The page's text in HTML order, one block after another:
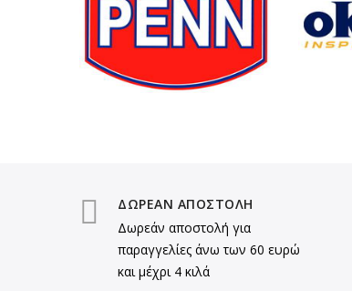
ΔΩΡΕΑΝ ΑΠΟΣΤΟΛΗ
Δωρεάν αποστολή για
παραγγελίες άνω των 60 ευρώ
και μέχρι 4 κιλά